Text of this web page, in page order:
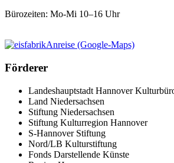
Bürozeiten: Mo-Mi 10–16 Uhr
Anreise (Google-Maps)
Förderer
Landeshauptstadt Hannover
Land Niedersachsen
Stiftung Niedersachsen
Stiftung Kulturregion Hannover
S-Hannover Stiftung
Nord/LB Kulturstiftung
Fonds Darstellende Künste